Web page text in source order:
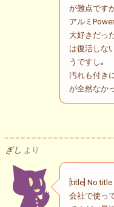
が難点です
アルミ
大好きだっ
は復活しな
うですし｡
汚れも付き
が全然なか
ぎし より
[title] No title
会社で使っ